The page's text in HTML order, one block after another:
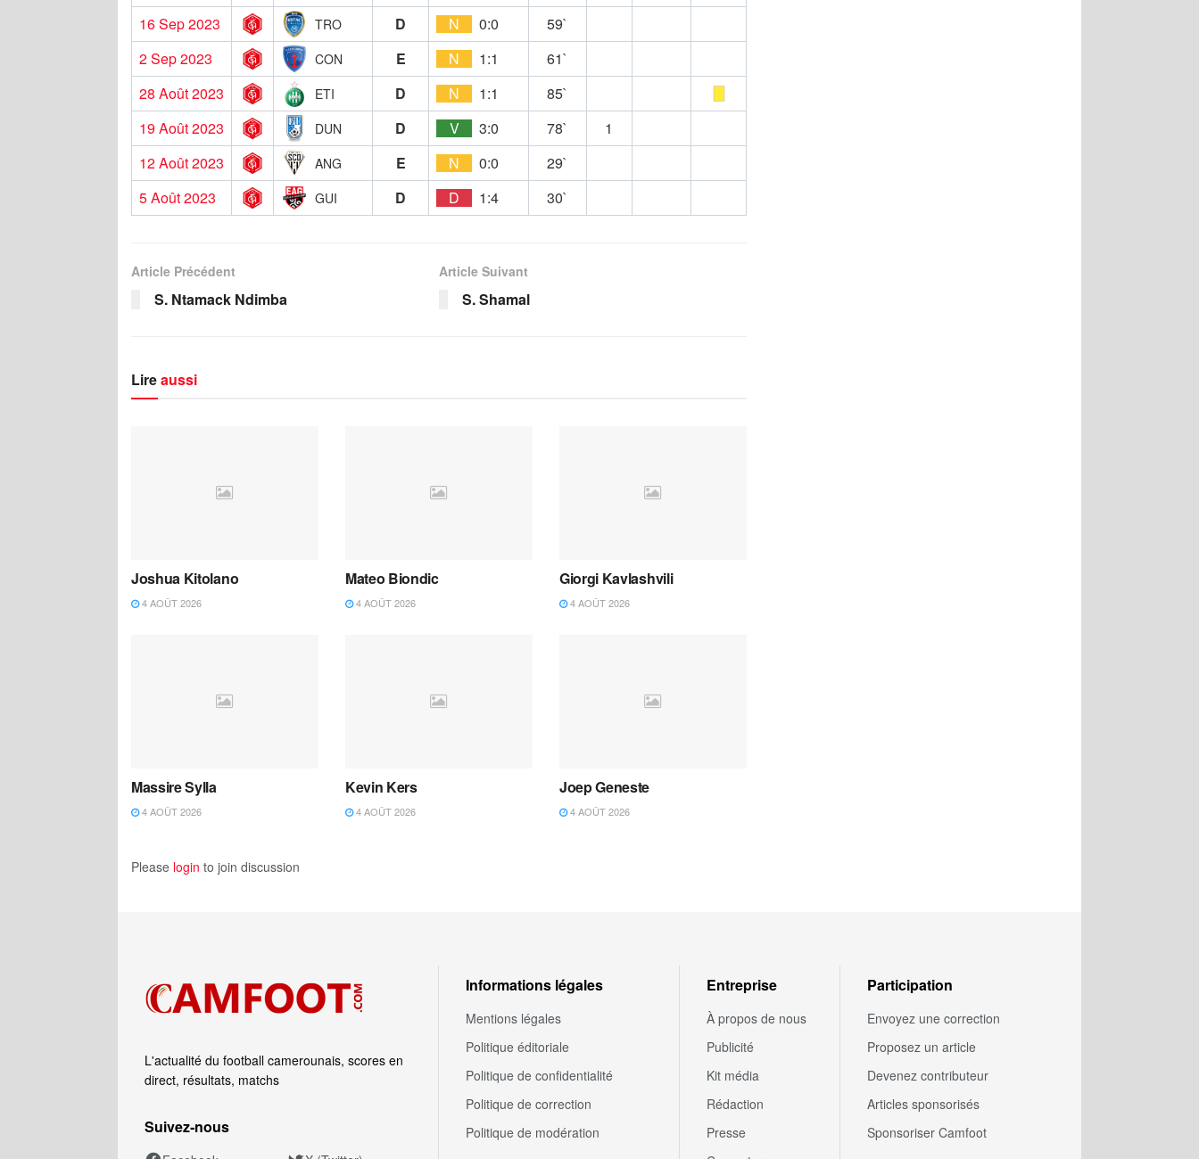
16 Sep 2023
TRO D N 0:0
59`
2 Sep 2023
CON E N 1:1
61`
28 Août 2023
ETI D N 1:1
85`
19 Août 2023
DUN D V 3:0 78`
1
12 Août 2023
ANG E N 0:0
29`
5 Août 2023
GUI D D 1:4 30`
Article Précédent
S. Ntamack Ndimba
Article Suivant
S. Shamal
Lireaussi
Joshua Kitolano
4 AOÛT 2026
Mateo Biondic
4 AOÛT 2026
Giorgi Kavlashvili
4 AOÛT 2026
Massire Sylla
4 AOÛT 2026
Kevin Kers
4 AOÛT 2026
Joep Geneste
4 AOÛT 2026
Please login to join discussion
L'actualité du football camerounais, scores en
direct, résultats, matchs
Suivez‑nous
Informations légales
Mentions légales
Politique éditoriale
Politique de confidentialité
Politique de correction
Politique de modération
Entreprise
À propos de nous
Publicité
Kit média
Rédaction
Presse
Participation
Envoyez une correction
Proposez un article
Devenez contributeur
Articles sponsorisés
Sponsoriser Camfoot